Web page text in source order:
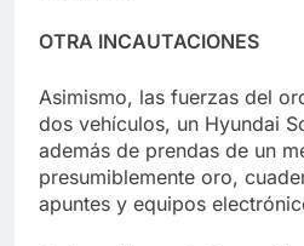
OTRA INCAUTACIONES
Asimismo, las fuerzas del
dos vehículos, un Hyundai
además de prendas de un
presumiblemente oro,
apuntes y equipos